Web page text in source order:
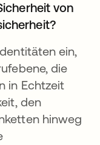
von
ein,
die
in Echtzeit
den
hinweg